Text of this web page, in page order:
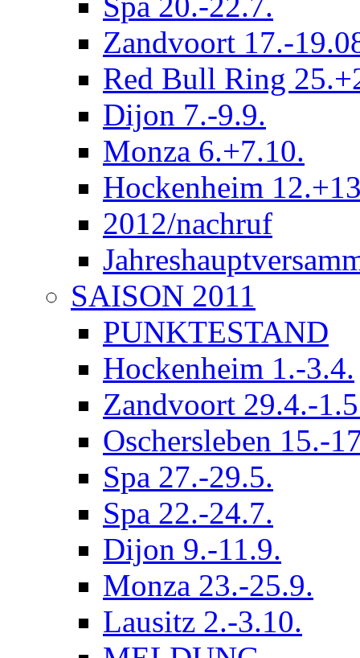
Zandvoort 17.-
Red Bull Ring
Dijon 7.-9.9.
Monza 6.+7.10.
Hockenheim
2012/nachruf
SAISON 2011
PUNKTESTAND
Hockenheim 1.-3.4.
Zandvoort 29.4.-
Oschersleben 15.-
Spa 27.-29.5.
Spa 22.-24.7.
Dijon 9.-11.9.
Monza 23.-25.9.
Lausitz 2.-3.10.